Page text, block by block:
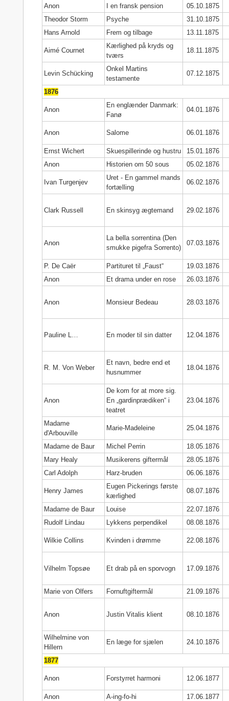
Anon I en fransk pension
05.10.1875
Theodor Storm
Psyche
31.10.1875
Hans Arnold
Frem og tilbage 13.11.1875
Aimé Cournet
Kærlighed på kryds og
tværs
18.11.1875
Levin Schücking
Onkel Martins
testamente
07.12.1875
1876
Anon
En englænder Danmark:
Fanø
04.01.1876
Anon Salome 06.01.1876
Ernst Wichert Skuespillerinde og hustru
15.01.1876
Anon
Historien om 50 sous 05.02.1876
Ivan Turgenjev
Uret - En gammel mands
fortælling
06.02.1876
Clark Russell En skinsyg ægtemand 29.02.1876
Anon
La bella sorrentina (Den
smukke pigefra Sorrento)
07.03.1876
P. De Caër Partituret til „Faust“
19.03.1876
Anon
Et drama under en rose 26.03.1876
Anon Monsieur Bedeau 28.03.1876
Pauline L… En moder til sin datter 12.04.1876
R. M. Von Weber
Et navn, bedre end et
husnummer
18.04.1876
Anon
De kom for at more sig.
En „gardinprædiken“ i
teatret
23.04.1876
Madame
d'Arbouville
Marie-Madeleine 25.04.1876
Madame de Baur Michel Perrin
18.05.1876
Mary Healy
Musikerens giftermål
28.05.1876
Carl Adolph
Harz-bruden 06.06.1876
Henry James
Eugen Pickerings første
kærlighed
08.07.1876
Madame de Baur Louise
22.07.1876
Rudolf Lindau
Lykkens perpendikel 08.08.1876
Wilkie Collins Kvinden i drømme 22.08.1876
Vilhelm Topsøe Et drab på en sporvogn 17.09.1876
Marie von Olfers Fornuftgiftermål 21.09.1876
Anon Justin Vitalis klient 08.10.1876
Wilhelmine von
Hillern
En læge for sjælen 24.10.1876
1877
Anon Forstyrret harmoni 12.06.1877
Anon A-ing-fo-hi
17.06.1877